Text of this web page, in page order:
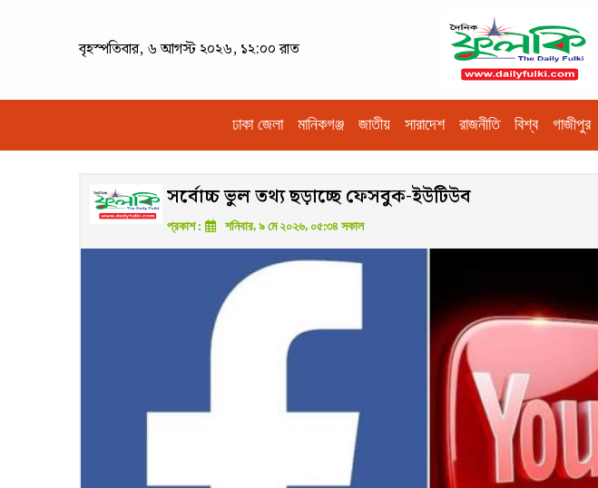
বৃহস্পতিবার, ৬ আগস্ট ২০২৬, ১২:০০ রাত
ঢাকা জেলা মানিকগঞ্জ জাতীয় সারাদেশ রাজনীতি বিশ্ব গাজীপুর
সর্বোচ্চ ভুল তথ্য ছড়াচ্ছে ফেসবুক-ইউটিউব
প্রকাশ : শনিবার, ৯ মে ২০২৬, ০৫:৩৪ সকাল